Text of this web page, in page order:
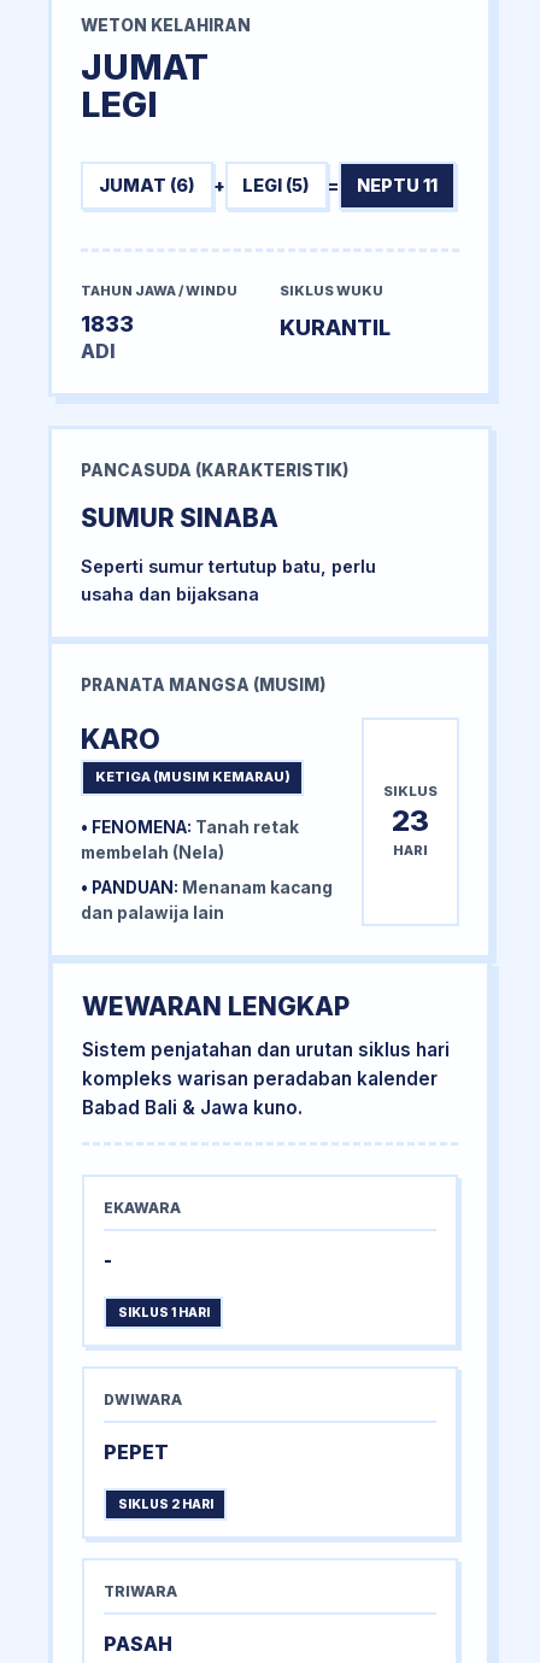
WETON KELAHIRAN
JUMAT
LEGI
JUMAT (6) + LEGI (5) = NEPTU 11
TAHUN JAWA / WINDU
1833
ADI
SIKLUS WUKU
KURANTIL
PANCASUDA (KARAKTERISTIK)
SUMUR SINABA
Seperti sumur tertutup batu, perlu
usaha dan bijaksana
PRANATA MANGSA (MUSIM)
KARO
KETIGA (MUSIM KEMARAU)
• FENOMENA: Tanah retak
membelah (Nela)
• PANDUAN: Menanam kacang
dan palawija lain
SIKLUS
23
HARI
WEWARAN LENGKAP
Sistem penjatahan dan urutan siklus hari
kompleks warisan peradaban kalender
Babad Bali & Jawa kuno.
EKAWARA
-
SIKLUS 1 HARI
DWIWARA
PEPET
SIKLUS 2 HARI
TRIWARA
PASAH